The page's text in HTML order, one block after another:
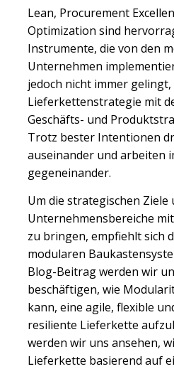
Lean, Procurement
Optimization sind
Instrumente, die von den
Unternehmen
jedoch nicht immer
Lieferkettenstrategie mit
Geschäfts- und
Trotz bester Intentionen
auseinander und arbeiten
gegeneinander.
Um die strategischen
Unternehmensbereiche
zu bringen, empfiehlt sich
modularen
Blog-Beitrag werden wir
beschäftigen, wie
kann, eine agile, flexible
resiliente Lieferkette
werden wir uns ansehen,
Lieferkette basierend auf